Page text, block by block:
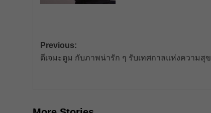
Post
navigation
Previous:
ดีเจมะตูม กับภาพน่ารัก ๆ รับเทศกาลแห่งความสุข